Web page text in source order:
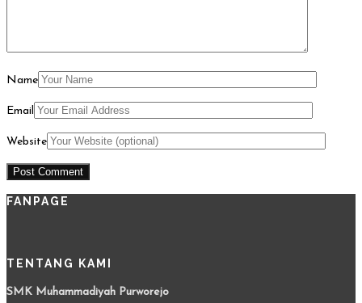
Name
Email
Website
FANPAGE
TENTANG KAMI
SMK Muhammadiyah Purworejo